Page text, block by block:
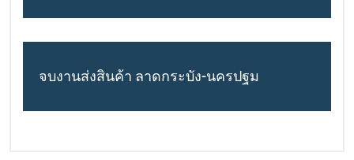
จบงานส่งสินค้า ลาดกระบัง-นครปฐม